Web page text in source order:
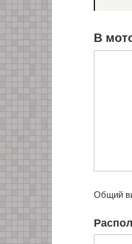
В
Общий